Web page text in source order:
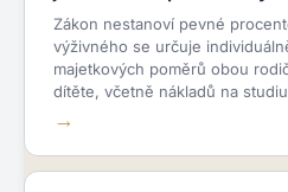
Zákon nestanoví pevné
výživného se určuje
majetkových poměrů obou
dítěte, včetně nákladů na